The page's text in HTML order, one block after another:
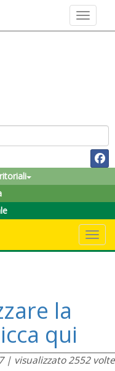
Toggle
la
qui
| visualizzato 2552 volte